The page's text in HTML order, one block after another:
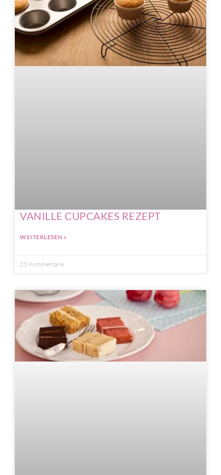
VANILLE CUPCAKES REZEPT
WEITERLESEN »
20 Kommentare